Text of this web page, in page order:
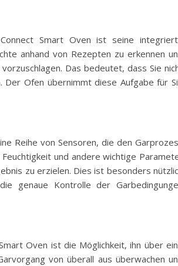
Smart Oven ist seine
anhand von Rezepten zu erkennen
Das bedeutet, dass Sie
Ofen übernimmt diese Aufgabe für
Reihe von Sensoren, die den
und andere wichtige
zu erzielen. Dies ist besonders
genaue Kontrolle der
Oven ist die Möglichkeit, ihn über
von überall aus überwachen